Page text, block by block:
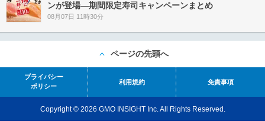
ンが登場―期間限定寿司キャンペーンまとめ
08月07日 11時30分
ページの先頭へ
プライバシー
ポリシー
利用規約 免責事項
Copyright © 2026 GMO INSIGHT Inc. All Rights Reserved.